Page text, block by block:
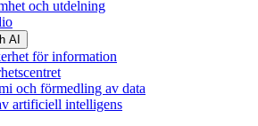
och utdelning
AI
för information
och förmedling av data
artificiell intelligens